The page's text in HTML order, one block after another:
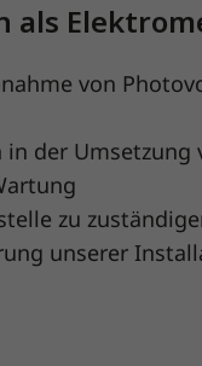
als
von
in der
zu
unserer